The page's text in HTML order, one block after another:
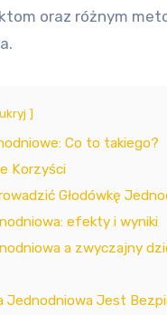
oraz różnym
ukryj
Co to takiego?
Korzyści
Głodówkę
efekty i wyniki
a zwyczajny
Jednodniowa Jest